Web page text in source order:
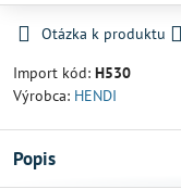
Otázka k produktu
Import kód: H530
Výrobca: HENDI
Popis